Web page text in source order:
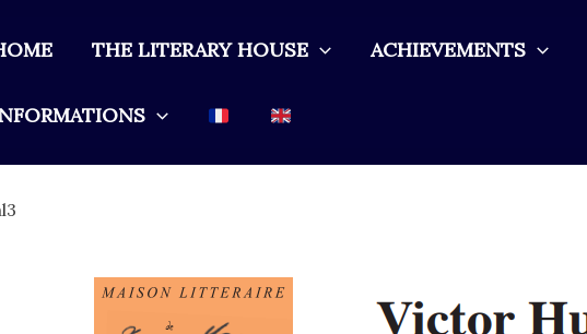
THE LITERARY HOUSE ACHIEVEMENTS